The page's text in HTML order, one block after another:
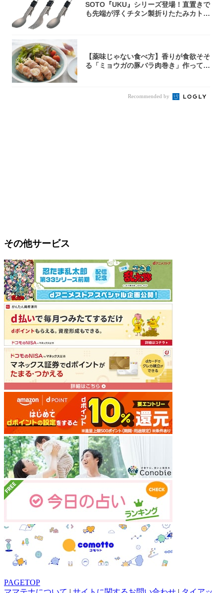
SOTO『UKU』シリーズ登場！直置きで
も先端が浮くチタン製折りたたみカトラ
【薬味じゃない食べ方】香りが食欲そそ
る「ミョウガの豚バラ肉巻き」作ってみ
Recommended by
その他サービス
PAGETOP